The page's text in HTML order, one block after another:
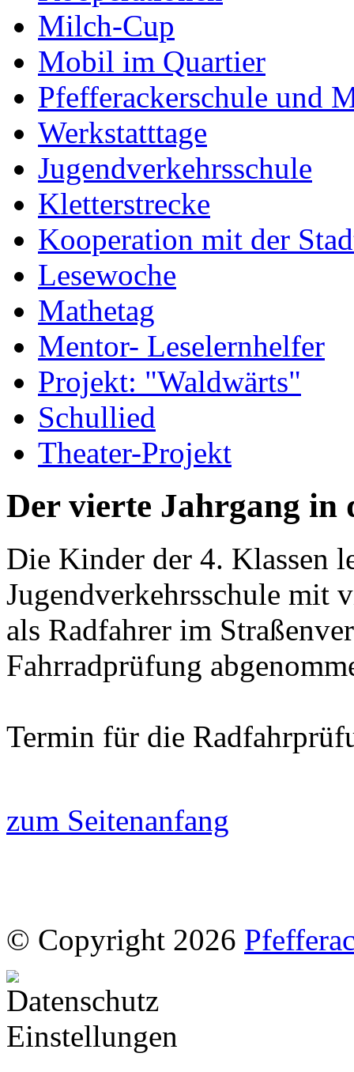
Milch-Cup
Mobil im Quartier
Pfefferackerschule und
Werkstatttage
Jugendverkehrsschule
Kletterstrecke
Kooperation mit der
Lesewoche
Mathetag
Mentor- Leselernhelfer
Projekt: "Waldwärts"
Schullied
Theater-Projekt
Der vierte Jahrgang in
Die Kinder der 4. Klassen
Jugendverkehrsschule mit
als Radfahrer im
Fahrradprüfung
Termin für die
zum Seitenanfang
© Copyright 2026